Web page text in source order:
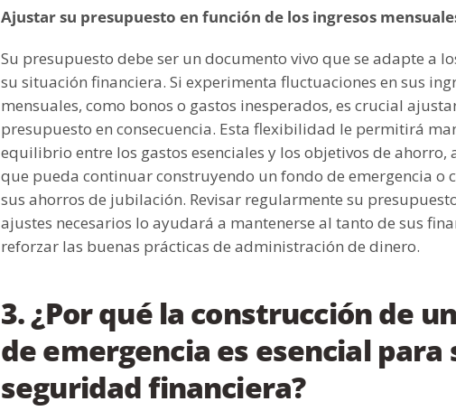
Ajustar su presupuesto en función de los ingresos
Su presupuesto debe ser un documento vivo que se adapte a
su situación financiera. Si experimenta fluctuaciones en sus
mensuales, como bonos o gastos inesperados, es crucial
presupuesto en consecuencia. Esta flexibilidad le permitirá
equilibrio entre los gastos esenciales y los objetivos de ahorro,
que pueda continuar construyendo un fondo de emergencia o
sus ahorros de jubilación. Revisar regularmente su
ajustes necesarios lo ayudará a mantenerse al tanto de sus
reforzar las buenas prácticas de administración de dinero.
3. ¿Por qué la construcción de
de emergencia es esencial para
seguridad financiera?